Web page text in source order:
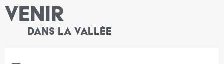
VENIR
DANS LA VALLÉE